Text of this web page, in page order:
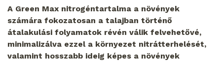
A Green Max nitrogéntartalma a növények
számára fokozatosan a talajban történő
átalakulási folyamatok révén válik felvehetővé,
minimalizálva ezzel a környezet nitrátterhelését,
valamint hosszabb ideig képes a növények